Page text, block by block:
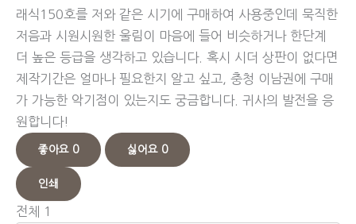
래식150호를 저와 같은 시기에 구매하여 사용중인데 묵직한
저음과 시원시원한 울림이 마음에 들어 비슷하거나 한단계
더 높은 등급을 생각하고 있습니다. 혹시 시더 상판이 없다면
제작기간은 얼마나 필요한지 알고 싶고, 충청 이남권에 구매
가 가능한 악기점이 있는지도 궁금합니다. 귀사의 발전을 응
원합니다!
좋아요 0 싫어요 0
인쇄
전체 1